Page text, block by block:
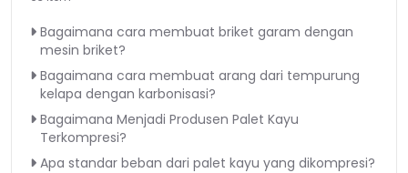
Bagaimana cara membuat briket garam dengan
mesin briket?
Bagaimana cara membuat arang dari tempurung
kelapa dengan karbonisasi?
Bagaimana Menjadi Produsen Palet Kayu
Terkompresi?
Apa standar beban dari palet kayu yang dikompresi?